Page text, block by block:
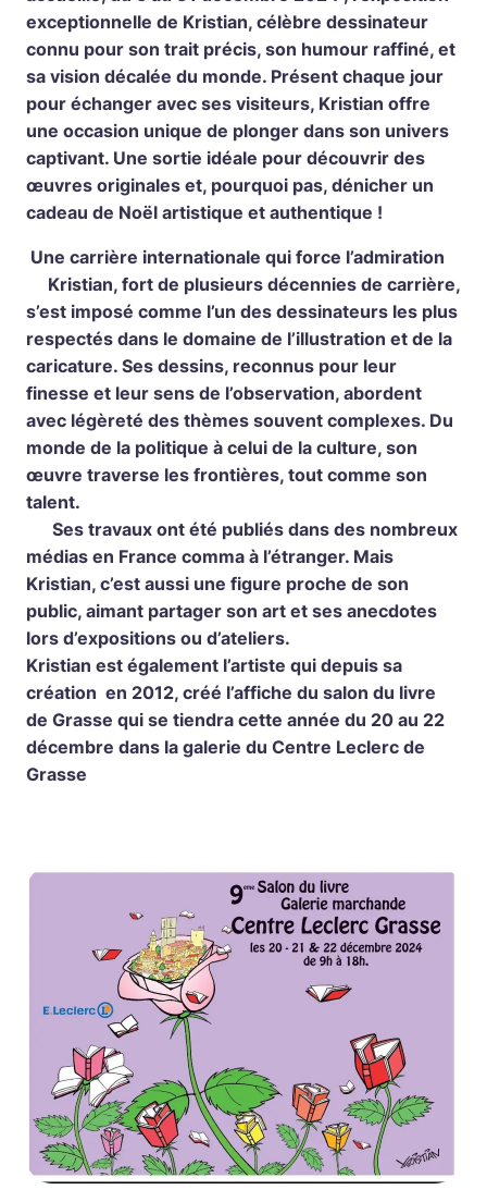
exceptionnelle de Kristian, célèbre dessinateur
connu pour son trait précis, son humour raffiné, et
sa vision décalée du monde. Présent chaque jour
pour échanger avec ses visiteurs, Kristian offre
une occasion unique de plonger dans son univers
captivant. Une sortie idéale pour découvrir des
œuvres originales et, pourquoi pas, dénicher un
cadeau de Noël artistique et authentique !
Une carrière internationale qui force l’admiration
Kristian, fort de plusieurs décennies de carrière,
s’est imposé comme l’un des dessinateurs les plus
respectés dans le domaine de l’illustration et de la
caricature. Ses dessins, reconnus pour leur
finesse et leur sens de l’observation, abordent
avec légèreté des thèmes souvent complexes. Du
monde de la politique à celui de la culture, son
œuvre traverse les frontières, tout comme son
talent.
Ses travaux ont été publiés dans des nombreux
médias en France comma à l’étranger. Mais
Kristian, c’est aussi une figure proche de son
public, aimant partager son art et ses anecdotes
lors d’expositions ou d’ateliers.
Kristian est également l’artiste qui depuis sa
création en 2012, créé l’affiche du salon du livre
de Grasse qui se tiendra cette année du 20 au 22
décembre dans la galerie du Centre Leclerc de
Grasse